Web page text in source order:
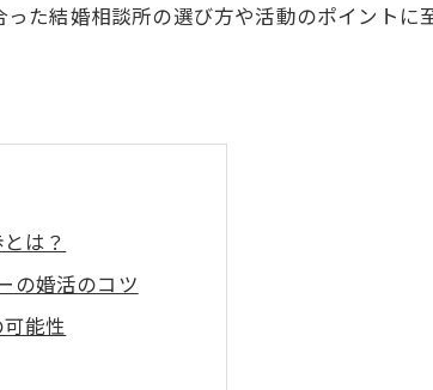
た結婚相談所の選び方や活動のポイントに
は？
の婚活のコツ
能性
ーリー